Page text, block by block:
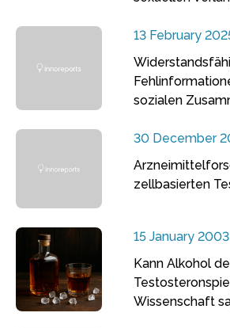
13 February
sozialen
30 December
zellbasierten
15 January 2003
Kann Alkohol
Wissenschaft